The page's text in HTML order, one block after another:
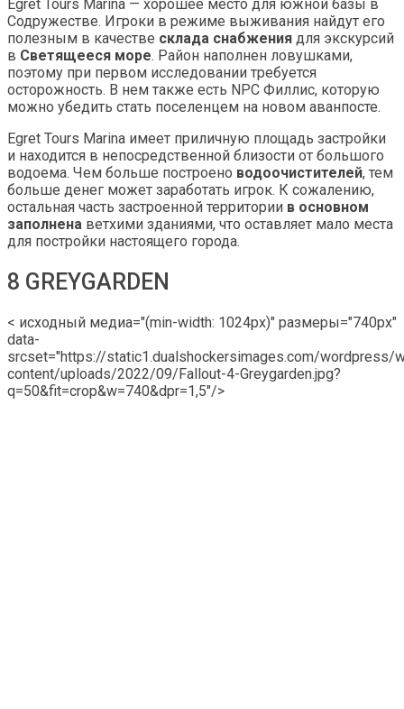
Egret Tours Marina — хорошее место для южной базы в
Содружестве. Игроки в режиме выживания найдут его
полезным в качестве склада снабжения для экскурсий
в Светящееся море. Район наполнен ловушками,
поэтому при первом исследовании требуется
осторожность. В нем также есть NPC Филлис, которую
можно убедить стать поселенцем на новом аванпосте.
Egret Tours Marina имеет приличную площадь застройки
и находится в непосредственной близости от большого
водоема. Чем больше построено водоочистителей, тем
больше денег может заработать игрок. К сожалению,
остальная часть застроенной территории в основном
заполнена ветхими зданиями, что оставляет мало места
для постройки настоящего города.
8 GREYGARDEN
< исходный медиа="(min-width: 1024px)" размеры="740px"
data-
srcset="https://static1.dualshockersimages.com/wordpress/
content/uploads/2022/09/Fallout-4-Greygarden.jpg?
q=50&fit=crop&w=740&dpr=1,5"/>